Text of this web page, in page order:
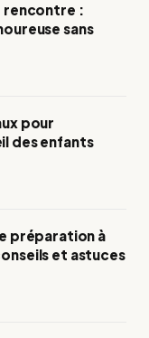
rencontre :
sans
pour
des enfants
préparation à
et astuces